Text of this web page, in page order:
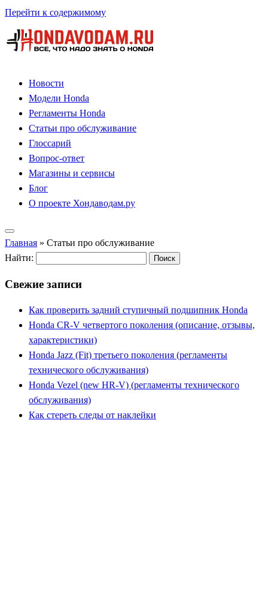
Перейти к содержимому
Новости
Модели Honda
Регламенты Honda
Статьи про обслуживание
Глоссарий
Вопрос-ответ
Магазины и сервисы
Блог
О проекте Хондаводам.ру
Главная » Статьи про обслуживание
Найти:
Свежие записи
Как проверить задний ступичный подшипник Honda
Honda CR-V четвертого поколения (описание, отзывы,
характеристики)
Honda Jazz (Fit) третьего поколения (регламенты
технического обслуживания)
Honda Vezel (new HR-V) (регламенты технического
обслуживания)
Как стереть следы от наклейки